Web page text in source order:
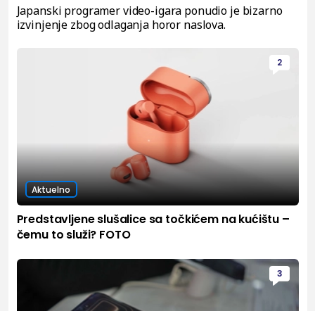
Japanski programer video-igara ponudio je bizarno
izvinjenje zbog odlaganja horor naslova.
2
Aktuelno
Predstavljene slušalice sa točkićem na kućištu –
čemu to služi? FOTO
3